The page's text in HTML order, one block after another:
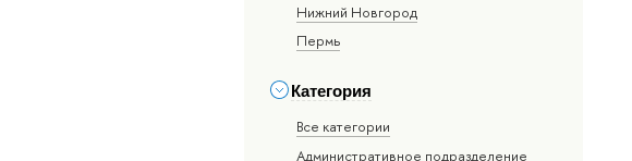
Нижний Новгород
Пермь
Категория
Все категории
Административное подразделение